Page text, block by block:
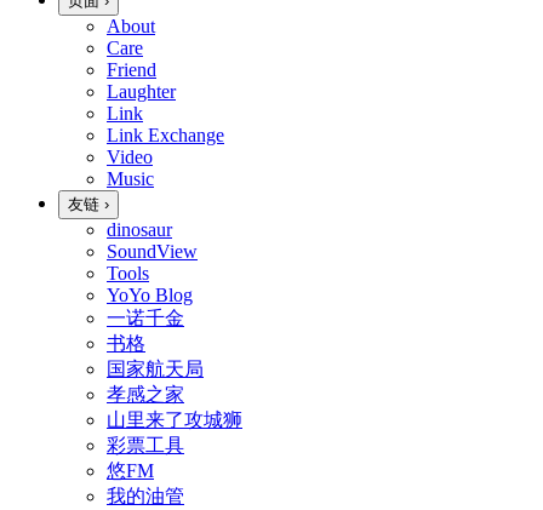
About
Care
Friend
Laughter
Link
Link Exchange
Video
Music
友链 ›
dinosaur
SoundView
Tools
YoYo Blog
一诺千金
书格
国家航天局
孝感之家
山里来了攻城狮
彩票工具
悠FM
我的油管